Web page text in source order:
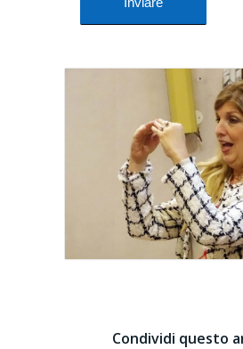
Condividi questo